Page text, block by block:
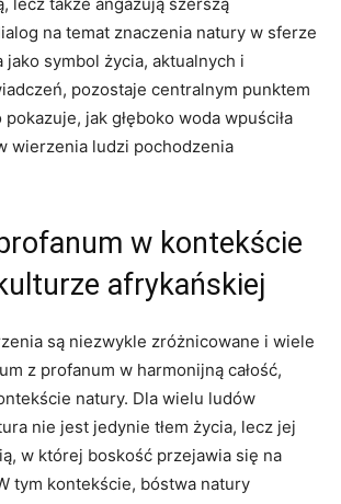
na temat znaczenia natury w sferze
jako symbol życia, aktualnych i
pozostaje centralnym punktem
jak głęboko woda wpuściła
wierzenia ludzi pochodzenia
w kontekście
afrykańskiej
są niezwykle zróżnicowane i wiele
z profanum w harmonijną całość,
natury. Dla wielu ludów
nie jest jedynie tłem życia, lecz jej
w której boskość przejawia się na
tym kontekście, bóstwa natury